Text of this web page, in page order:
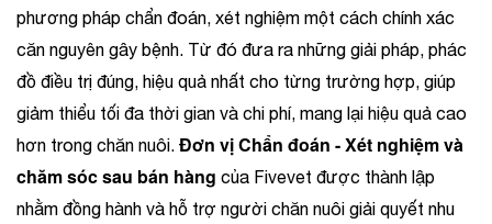
phương pháp chẩn đoán, xét nghiệm một cách chính xác
căn nguyên gây bệnh. Từ đó đưa ra những giải pháp, phác
đồ điều trị đúng, hiệu quả nhất cho từng trường hợp, giúp
giảm thiểu tối đa thời gian và chi phí, mang lại hiệu quả cao
hơn trong chăn nuôi. Đơn vị Chẩn đoán - Xét nghiệm và
chăm sóc sau bán hàng của Fivevet được thành lập
nhằm đồng hành và hỗ trợ người chăn nuôi giải quyết nhu